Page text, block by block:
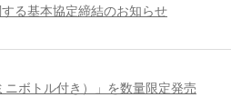
る基本協定締結のお知らせ
ニボトル付き）」を数量限定発売